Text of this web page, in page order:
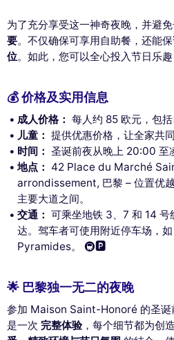
为了充分享受这一神奇夜晚，并避免
要。不仅确保可享用自助餐，还能
位。如此，您可以全心投入节日乐趣
💰 价格及实用信息
成人价格： 每人约 85 欧元，包括
儿童： 提供优惠价格，让全家共同
时间： 圣诞前夜从晚上 20:00 至
地点： 42 Place du Marché
arrondissement, 巴黎 – 位置优
主要大道之间。
交通： 可乘坐地铁 3、7 和 14
达。驾车者可使用附近停车场，
Pyramides。 🚇🅿️
🌟 巴黎独一无二的夜晚
参加 Maison Saint-Honoré 的圣诞
是一次 完整体验，每个细节都为创